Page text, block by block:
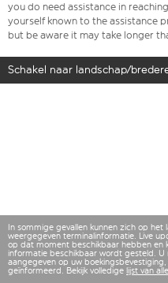
you do need assistance in
yourself known to the assistance
but be aware it may take longer
Schakel naar landschap/
In sommige gevallen kunnen zich op
weergegeven terminalinformatie. Live
op dat moment beschikbaar hebben en
informatie beschikbaar wordt gesteld.
aangegeven op uw
geïnformeerd. Bekijk volledige lijst van